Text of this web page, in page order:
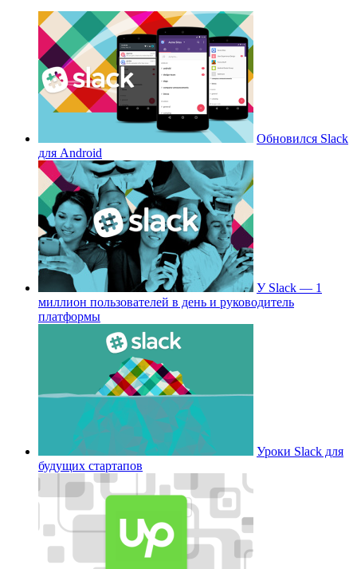
Обновился Slack
для Android
У Slack — 1
миллион пользователей в день и руководитель
платформы
Уроки Slack для
будущих стартапов